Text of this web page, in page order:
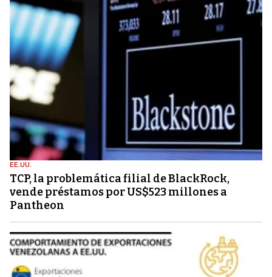
EE.UU.
TCP, la problemática filial de BlackRock,
vende préstamos por US$523 millones a
Pantheon